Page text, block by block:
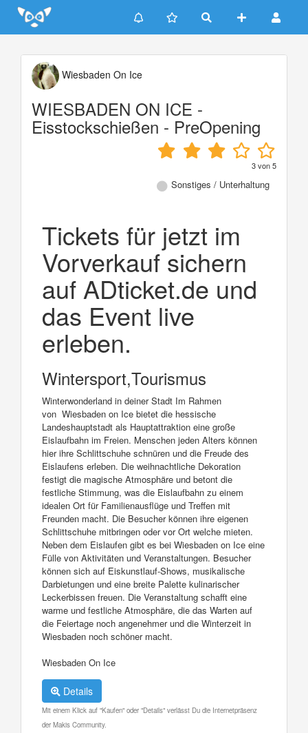
Update cookies preferences
Wiesbaden On Ice
WIESBADEN ON ICE -
Eisstockschießen - PreOpening
3von5
Sonstiges / Unterhaltung
Tickets für jetzt im
Vorverkauf sichern
auf ADticket.de und
das Event live
erleben.
Wintersport,Tourismus
Winterwonderland in deiner Stadt Im Rahmen
von Wiesbaden on Ice bietet die hessische
Landeshauptstadt als Hauptattraktion eine große
Eislaufbahn im Freien. Menschen jeden Alters können
hier ihre Schlittschuhe schnüren und die Freude des
Eislaufens erleben. Die weihnachtliche Dekoration
festigt die magische Atmosphäre und betont die
festliche Stimmung, was die Eislaufbahn zu einem
idealen Ort für Familienausflüge und Treffen mit
Freunden macht. Die Besucher können ihre eigenen
Schlittschuhe mitbringen oder vor Ort welche mieten.
Neben dem Eislaufen gibt es bei Wiesbaden on Ice eine
Fülle von Aktivitäten und Veranstaltungen. Besucher
können sich auf Eiskunstlauf-Shows, musikalische
Darbietungen und eine breite Palette kulinarischer
Leckerbissen freuen. Die Veranstaltung schafft eine
warme und festliche Atmosphäre, die das Warten auf
die Feiertage noch angenehmer und die Winterzeit in
Wiesbaden noch schöner macht.
Wiesbaden On Ice
Details
Mit einem Klick auf "Kaufen" oder "Details" verlässt Du die Internetpräsenz
der Makis Community.